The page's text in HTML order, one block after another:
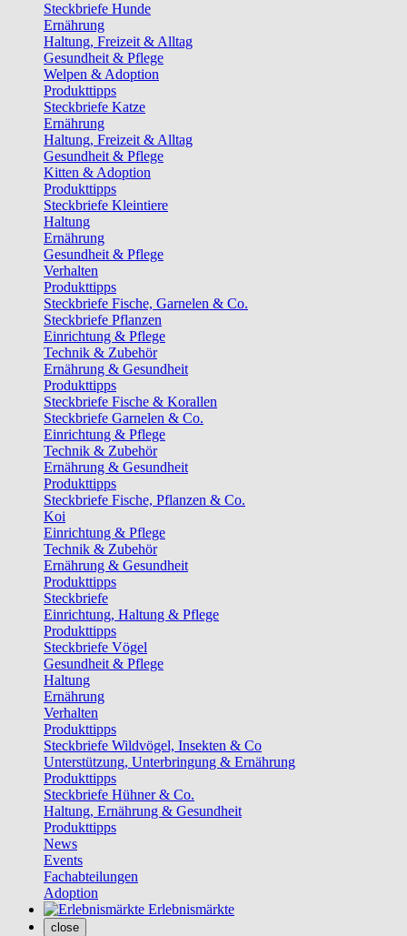
Steckbriefe Hunde
Ernährung
Haltung, Freizeit & Alltag
Gesundheit & Pflege
Welpen & Adoption
Produkttipps
Steckbriefe Katze
Ernährung
Haltung, Freizeit & Alltag
Gesundheit & Pflege
Kitten & Adoption
Produkttipps
Steckbriefe Kleintiere
Haltung
Ernährung
Gesundheit & Pflege
Verhalten
Produkttipps
Steckbriefe Fische, Garnelen & Co.
Steckbriefe Pflanzen
Einrichtung & Pflege
Technik & Zubehör
Ernährung & Gesundheit
Produkttipps
Steckbriefe Fische & Korallen
Steckbriefe Garnelen & Co.
Einrichtung & Pflege
Technik & Zubehör
Ernährung & Gesundheit
Produkttipps
Steckbriefe Fische, Pflanzen & Co.
Koi
Einrichtung & Pflege
Technik & Zubehör
Ernährung & Gesundheit
Produkttipps
Steckbriefe
Einrichtung, Haltung & Pflege
Produkttipps
Steckbriefe Vögel
Gesundheit & Pflege
Haltung
Ernährung
Verhalten
Produkttipps
Steckbriefe Wildvögel, Insekten & Co
Unterstützung, Unterbringung & Ernährung
Produkttipps
Steckbriefe Hühner & Co.
Haltung, Ernährung & Gesundheit
Produkttipps
News
Events
Fachabteilungen
Adoption
Erlebnismärkte
close